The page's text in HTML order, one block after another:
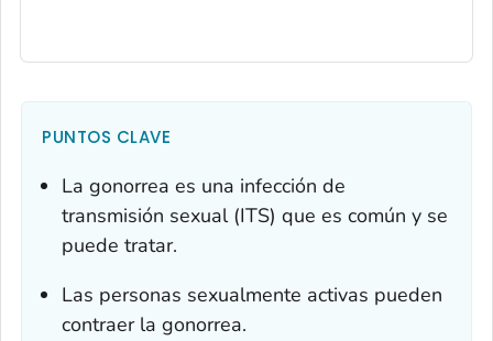
PUNTOS CLAVE
La gonorrea es una infección de
transmisión sexual (ITS) que es común y se
puede tratar.
Las personas sexualmente activas pueden
contraer la gonorrea.